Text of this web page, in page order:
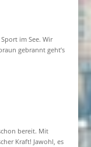
im See. Wir
gebrannt geht’s
bereit. Mit
Kraft! Jawohl, es